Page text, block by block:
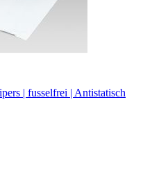
| fusselfrei | Antistatisch